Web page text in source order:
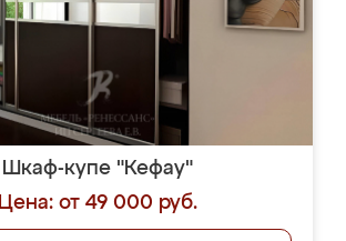
Шкаф-купе "Кефау"
Цена: от 49 000 руб.